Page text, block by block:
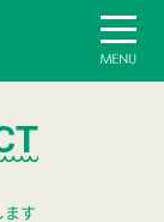
お手伝い ザ･ガーデ
ます